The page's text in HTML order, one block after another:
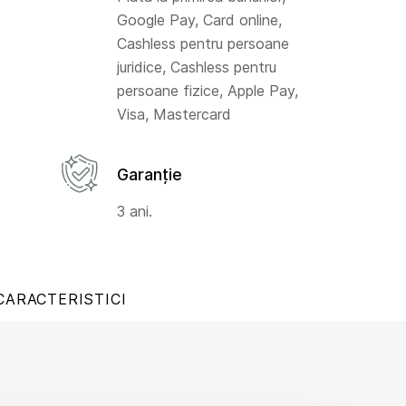
Google Pay, Card online,
Cashless pentru persoane
juridice, Cashless pentru
persoane fizice, Apple Pay,
Visa, Mastercard
Garanție
3 ani.